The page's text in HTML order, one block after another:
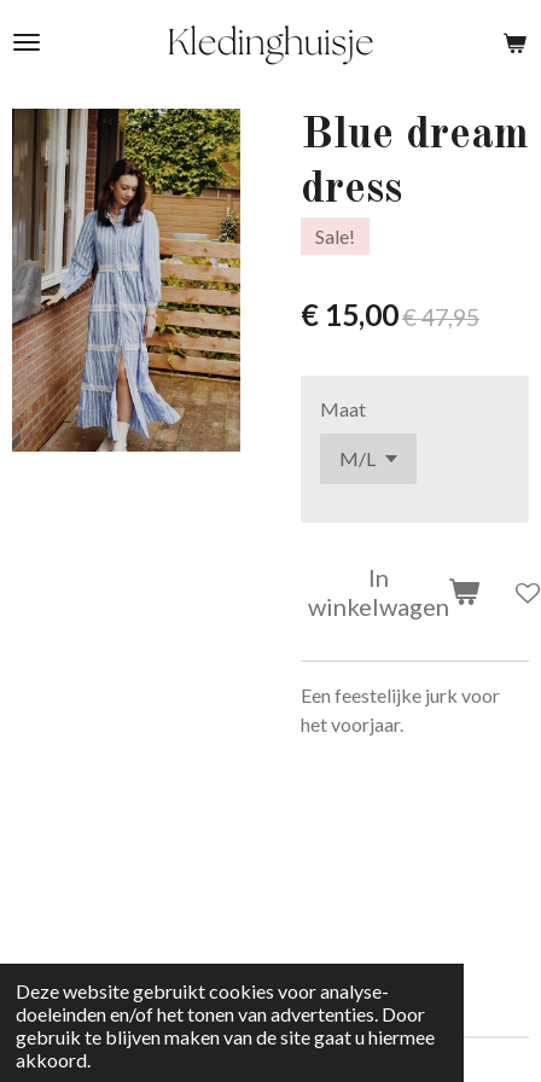
Deze website gebruikt cookies voor analyse-
doeleinden en/of het tonen van advertenties. Door
gebruik te blijven maken van de site gaat u hiermee
akkoord.
direct
de
hoofdinhoud
Blue dream
dress
Sale!
€ 15,00€ 47,95
Maat
In
winkelwagen
Een feestelijke jurk voor
het voorjaar.